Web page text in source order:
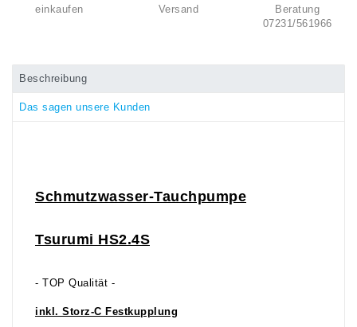
einkaufen
Versand
Beratung
07231/561966
Beschreibung
Das sagen unsere Kunden
Schmutzwasser-Tauchpumpe
Tsurumi HS2.4S
- TOP Qualität -
inkl. Storz-C Festkupplung